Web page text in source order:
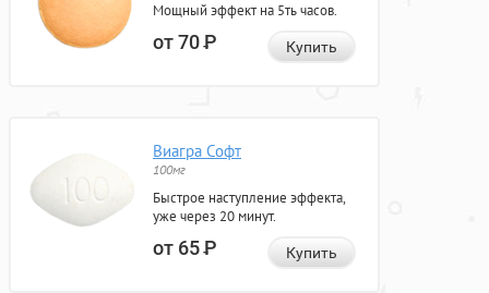
Мощный эффект на 5ть часов.
от 70Р Купить
Виагра Софт
100мг
Быстрое наступление эффекта,
уже через 20 минут.
от 65Р Купить